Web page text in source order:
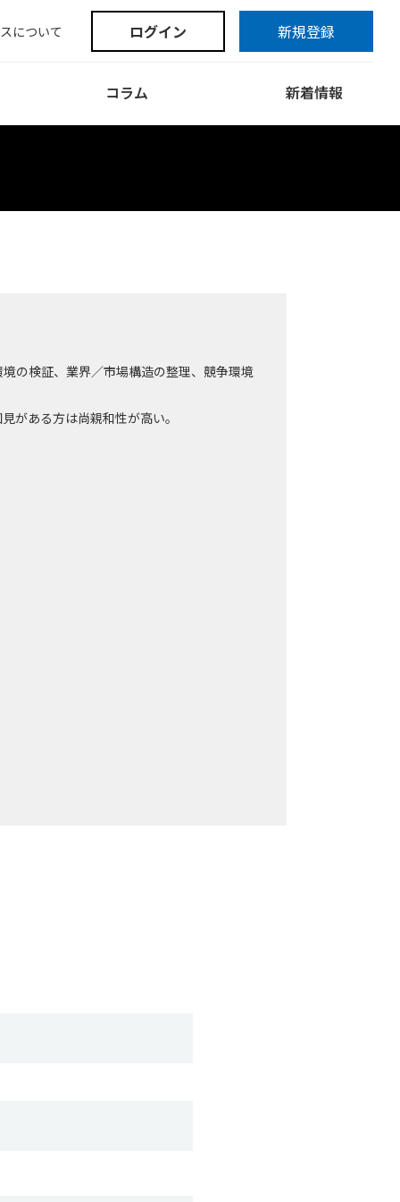
コラム 新着情報
について ログイン 新規登録
の検証、業界／市場構造の整理、競争環境
がある方は尚親和性が高い。